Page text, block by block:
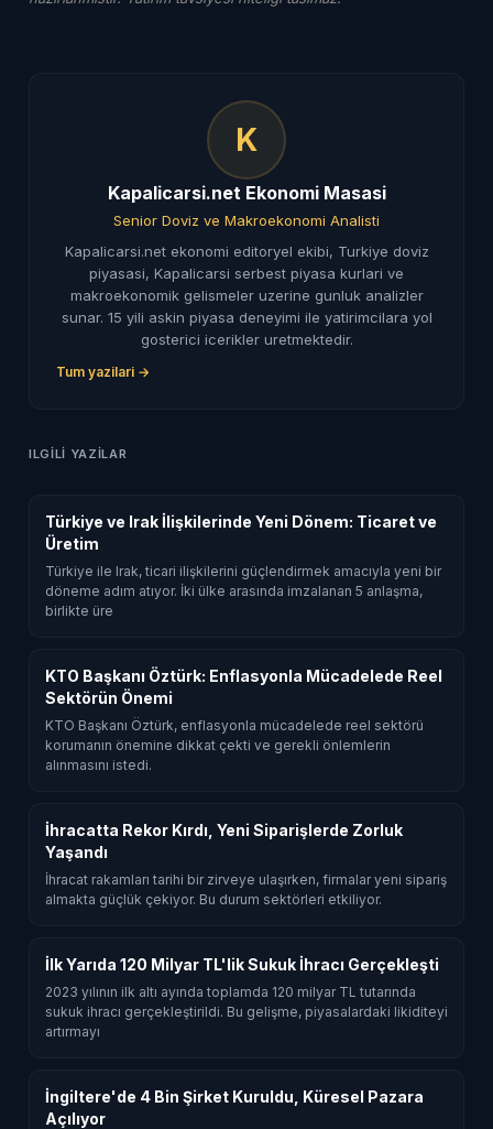
K
Kapalicarsi.net Ekonomi Masasi
Senior Doviz ve Makroekonomi Analisti
Kapalicarsi.net ekonomi editoryel ekibi, Turkiye doviz
piyasasi, Kapalicarsi serbest piyasa kurlari ve
makroekonomik gelismeler uzerine gunluk analizler
sunar. 15 yili askin piyasa deneyimi ile yatirimcilara yol
gosterici icerikler uretmektedir.
Tum yazilari →
ILGILI YAZILAR
Türkiye ve Irak İlişkilerinde Yeni Dönem: Ticaret ve
Üretim
Türkiye ile Irak, ticari ilişkilerini güçlendirmek amacıyla yeni bir
döneme adım atıyor. İki ülke arasında imzalanan 5 anlaşma,
birlikte üre
KTO Başkanı Öztürk: Enflasyonla Mücadelede Reel
Sektörün Önemi
KTO Başkanı Öztürk, enflasyonla mücadelede reel sektörü
korumanın önemine dikkat çekti ve gerekli önlemlerin
alınmasını istedi.
İhracatta Rekor Kırdı, Yeni Siparişlerde Zorluk
Yaşandı
İhracat rakamları tarihi bir zirveye ulaşırken, firmalar yeni sipariş
almakta güçlük çekiyor. Bu durum sektörleri etkiliyor.
İlk Yarıda 120 Milyar TL'lik Sukuk İhracı Gerçekleşti
2023 yılının ilk altı ayında toplamda 120 milyar TL tutarında
sukuk ihracı gerçekleştirildi. Bu gelişme, piyasalardaki likiditeyi
artırmayı
İngiltere'de 4 Bin Şirket Kuruldu, Küresel Pazara
Açılıyor